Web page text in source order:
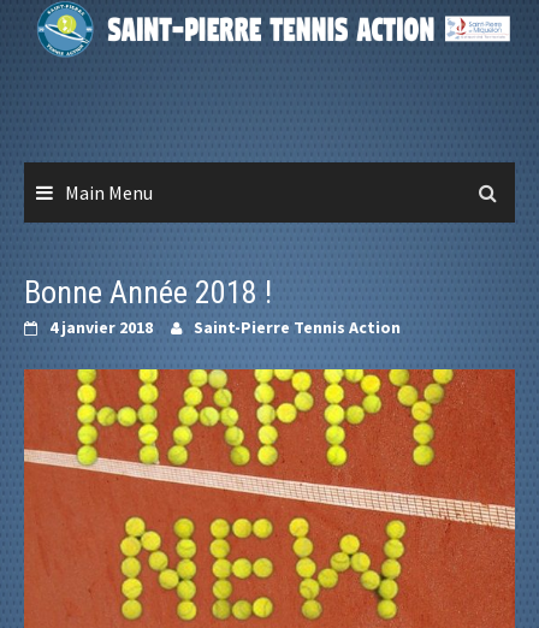
Main Menu
Bonne Année 2018 !
4 janvier 2018 Saint-Pierre Tennis Action